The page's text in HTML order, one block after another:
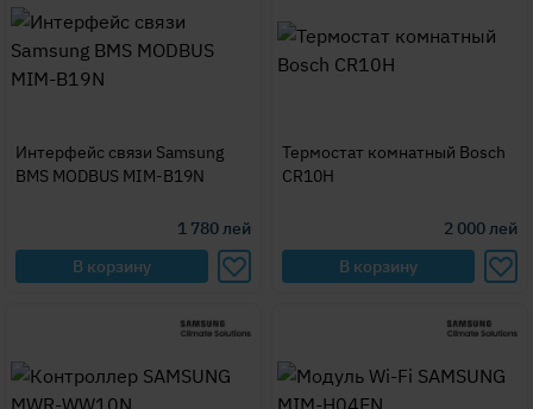
Интерфейс связи Samsung
BMS MODBUS MIM-B19N
1 780лей
В корзину
Термостат комнатный Bosch
CR10H
2 000лей
В корзину